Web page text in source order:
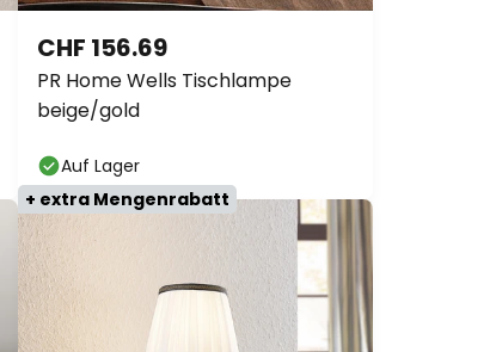
CHF 156.69
PR Home Wells Tischlampe
beige/gold
Auf Lager
+ extra Mengenrabatt